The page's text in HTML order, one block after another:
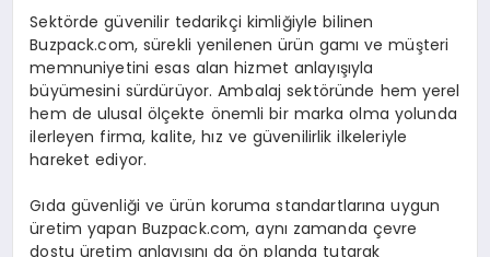
Sektörde güvenilir tedarikçi kimliğiyle bilinen
Buzpack.com, sürekli yenilenen ürün gamı ve müşteri
memnuniyetini esas alan hizmet anlayışıyla
büyümesini sürdürüyor. Ambalaj sektöründe hem yerel
hem de ulusal ölçekte önemli bir marka olma yolunda
ilerleyen firma, kalite, hız ve güvenilirlik ilkeleriyle
hareket ediyor.
Gıda güvenliği ve ürün koruma standartlarına uygun
üretim yapan Buzpack.com, aynı zamanda çevre
dostu üretim anlayışını da ön planda tutarak